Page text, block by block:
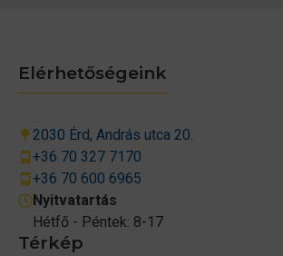
Térkép
Elérhetőségeink
2030 Érd, András utca 20.
+36 70 327 7170
+36 70 600 6965
Nyitvatartás
Hétfő - Péntek: 8-17